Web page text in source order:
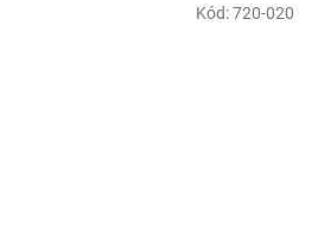
Kód:720-020